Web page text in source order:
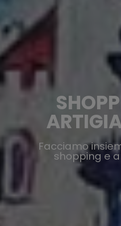
Facciamo
shopping e